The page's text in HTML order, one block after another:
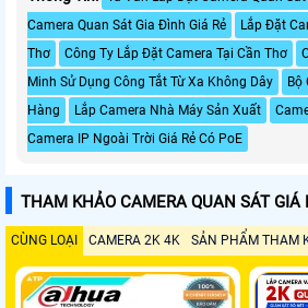
Camera Quan Sát Gia Đình Giá Rẻ
Lắp Đặt
Thơ
Công Ty Lắp Đặt Camera Tại Cần Thơ
Minh Sử Dụng Công Tắt Từ Xa Không Dây
Bộ
Hàng
Lắp Camera Nhà Máy Sản Xuất
Camera IP Ngoài Trời Giá Rẻ Có PoE
THAM KHẢO CAMERA QUAN SÁT GIÁ
CÙNG LOẠI CAMERA 2K 4K SẢN PHẨM THAM